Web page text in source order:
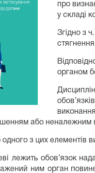
про
у складі
Згідно з
органом
або неналежним
з цих елементів
лежить обов’язок
ним орган